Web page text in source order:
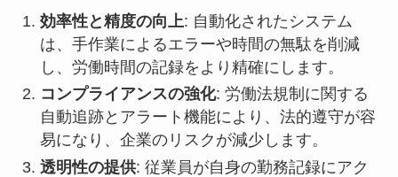
効率性と精度の向上: 自動化されたシステム
は、手作業によるエラーや時間の無駄を削減
し、労働時間の記録をより精確にします。
コンプライアンスの強化: 労働法規制に関する
自動追跡とアラート機能により、法的遵守が容
易になり、企業のリスクが減少します。
透明性の提供: 従業員が自身の勤務記録にアク